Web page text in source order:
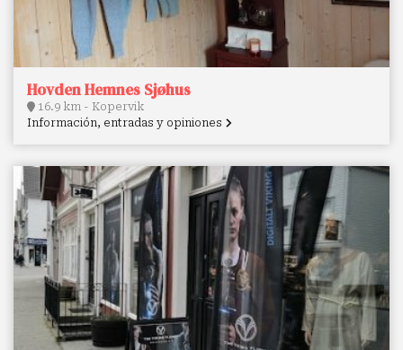
Hovden Hemnes Sjøhus
16.9 km - Kopervik
Información, entradas y opiniones